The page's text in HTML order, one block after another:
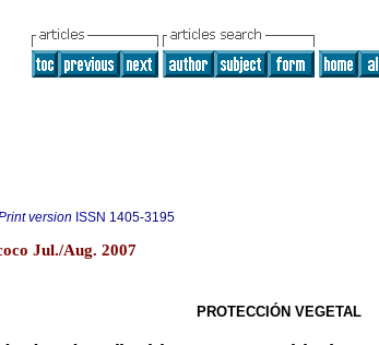
version ISSN 1405-3195
Jul./Aug. 2007
PROTECCIÓN VEGETAL